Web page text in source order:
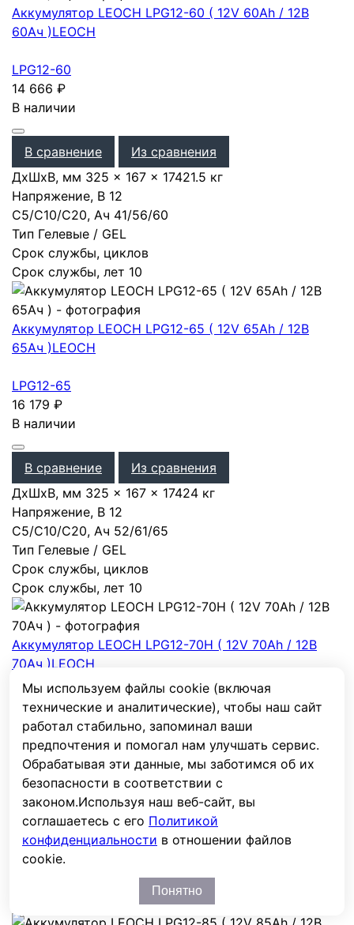
Мы используем файлы cookie (включая
технические и аналитические), чтобы наш сайт
работал стабильно, запоминал ваши
предпочтения и помогал нам улучшать сервис.
Обрабатывая эти данные, мы заботимся об их
безопасности в соответствии с
законом.Используя наш веб-сайт, вы
соглашаетесь с его Политикой
конфиденциальности в отношении файлов
cookie.
Понятно
Аккумулятор LEOCH LPG12-60 ( 12V 60Ah / 12В
60Ач )LEOCH
LPG12-60
14 666 ₽
В наличии
В сравнение
Из сравнения
ДхШхВ, мм 325 × 167 × 17421.5 кг
Напряжение, В 12
С5/С10/С20, Ач 41/56/60
Тип Гелевые / GEL
Срок службы, циклов
Срок службы, лет 10
Аккумулятор LEOCH LPG12-65 ( 12V 65Ah / 12В
65Ач )LEOCH
LPG12-65
16 179 ₽
В наличии
В сравнение
Из сравнения
ДхШхВ, мм 325 × 167 × 17424 кг
Напряжение, В 12
С5/С10/С20, Ач 52/61/65
Тип Гелевые / GEL
Срок службы, циклов
Срок службы, лет 10
Аккумулятор LEOCH LPG12-70H ( 12V 70Ah / 12В
70Ач )LEOCH
LPG12-70H
19 524₽
В наличии
В сравнение
Из сравнения
ДхШхВ, мм 259 × 168 × 21423 кг
Напряжение, В 12
С5/С10/С20, Ач 56/65/70
Тип Гелевые / GEL
10